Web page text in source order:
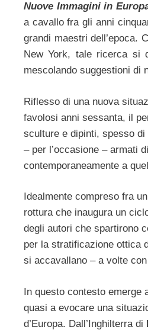
Nuove Immagini in
a cavallo fra gli anni
grandi maestri dell’epoca.
New York, tale ricerca si
mescolando suggestioni di
Riflesso di una nuova
favolosi anni sessanta, il
sculture e dipinti, spesso
– per l’occasione – armati
contemporaneamente a
Idealmente compreso fra
rottura che inaugura un
degli autori che spartirono
per la stratificazione ottica
si accavallano – a volte
In questo contesto emerge
quasi a evocare una
d’Europa. Dall’Inghilterra di